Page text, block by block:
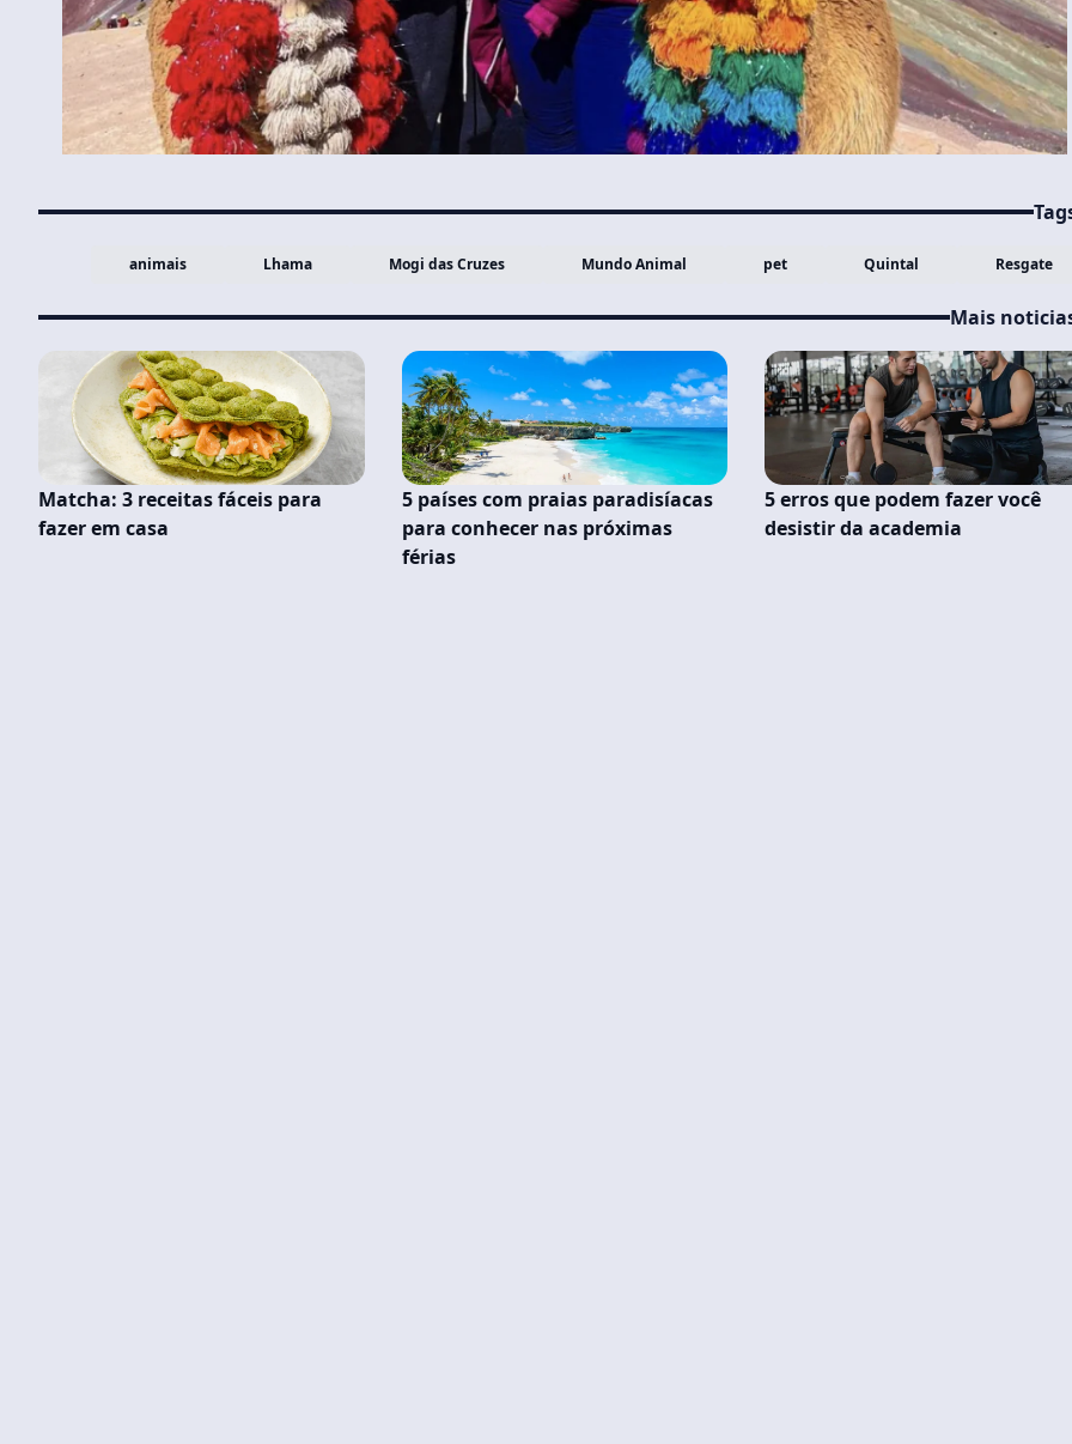
animais Lhama Mogi das Cruzes Mundo Animal pet Quintal Resgate
Mais
Matcha: 3 receitas fáceis para
fazer em casa
5 países com praias paradisíacas
para conhecer nas próximas
férias
5 erros que podem fazer você
desistir da academia